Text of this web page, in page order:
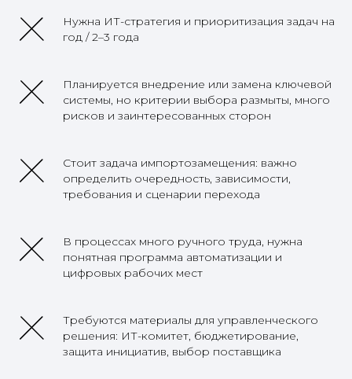
Нужна ИТ-стратегия и приоритизация задач на
год / 2–3 года
Планируется внедрение или замена ключевой
системы, но критерии выбора размыты, много
рисков и заинтересованных сторон
Стоит задача импортозамещения: важно
определить очередность, зависимости,
требования и сценарии перехода
В процессах много ручного труда, нужна
понятная программа автоматизации и
цифровых рабочих мест
Требуются материалы для управленческого
решения: ИТ-комитет, бюджетирование,
защита инициатив, выбор поставщика